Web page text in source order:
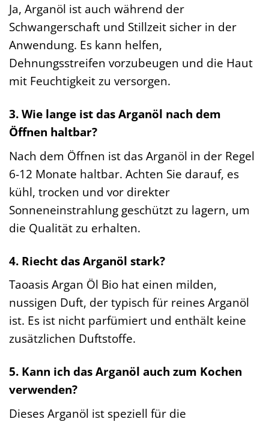
Ja, Arganöl ist auch während der
Schwangerschaft und Stillzeit sicher in der
Anwendung. Es kann helfen,
Dehnungsstreifen vorzubeugen und die Haut
mit Feuchtigkeit zu versorgen.
3. Wie lange ist das Arganöl nach dem
Öffnen haltbar?
Nach dem Öffnen ist das Arganöl in der Regel
6-12 Monate haltbar. Achten Sie darauf, es
kühl, trocken und vor direkter
Sonneneinstrahlung geschützt zu lagern, um
die Qualität zu erhalten.
4. Riecht das Arganöl stark?
Taoasis Argan Öl Bio hat einen milden,
nussigen Duft, der typisch für reines Arganöl
ist. Es ist nicht parfümiert und enthält keine
zusätzlichen Duftstoffe.
5. Kann ich das Arganöl auch zum Kochen
verwenden?
Dieses Arganöl ist speziell für die